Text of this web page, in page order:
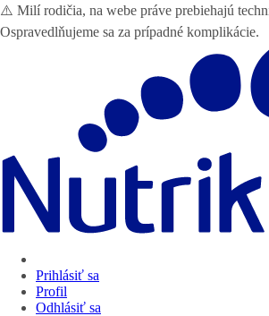
⚠️ Milí rodičia, na webe práve prebiehajú
Ospravedlňujeme sa za prípadné komplikácie.
Prihlásiť sa
Profil
Odhlásiť sa